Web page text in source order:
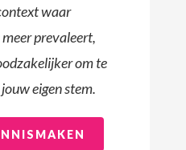
waar
prevaleert,
om te
eigen stem.